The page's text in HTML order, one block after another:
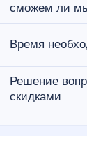
сможем ли
Время
Решение
скидками